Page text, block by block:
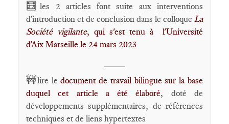
🧮les 2 articles font suite aux interventions
d'introduction et de conclusion dans le colloque La
Société vigilante, qui s'est tenu à l'Université
d'Aix Marseille le 24 mars 2023
🚧lire ledocument de travail bilingue sur la base
duquel cet article a été élaboré, doté de
développements supplémentaires, de références
techniques et de liens hypertextes